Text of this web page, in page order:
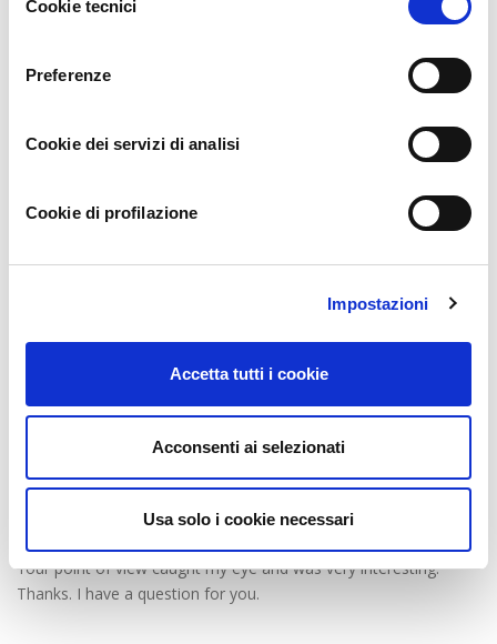
delCookie tecnici
Preferenze
Cookie dei servizi di analisi
Cookie di profilazione
Impostazioni
Accetta tutti i cookie
Acconsenti ai selezionati
Usa solo i cookie necessari
kidding, mainly because I had some doubts after reading the
Your point of view caught my eye and was very interesting.
Thanks. I have a question for you.
gate h”anvisning 9 months ago
Your point of view caught my eye and was very interesting.
Thanks. I have a question for you.